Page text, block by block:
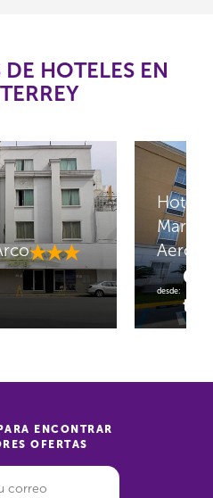
HOTELES EN
Hotel
desde:
ENCONTRAR
OFERTAS